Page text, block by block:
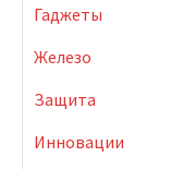
Гаджеты
Железо
Защита
Инновации